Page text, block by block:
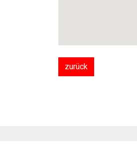
zurück